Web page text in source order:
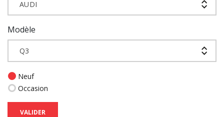
AUDI
Modèle
Q3
Neuf
Occasion
VALIDER